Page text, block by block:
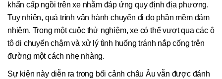
khẩn cấp ngồi trên xe nhằm đáp ứng quy định địa phương.
Tuy nhiên, quá trình vận hành chuyến đi do phần mềm đảm
nhiệm. Trong một cuộc thử nghiệm, xe có thể vượt qua các ô
tô di chuyển chậm và xử lý tình huống tránh nắp cống trên
đường một cách nhẹ nhàng.
Sự kiện này diễn ra trong bối cảnh châu Âu vẫn được đánh